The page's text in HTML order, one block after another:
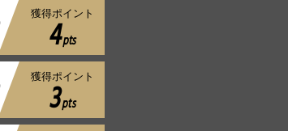
獲得ポイント
4pts
獲得ポイント
3pts